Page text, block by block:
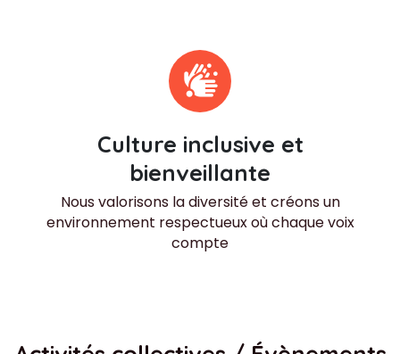
Culture inclusive et
bienveillante
Nous valorisons la diversité et créons un
environnement respectueux où chaque voix
compte